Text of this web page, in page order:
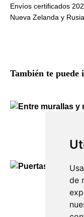
de
Envíos certificados
Nueva Zelanda y
También te puede